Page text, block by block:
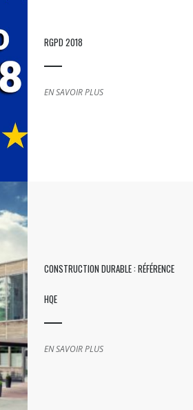
RGPD 2018
EN SAVOIR PLUS
CONSTRUCTION DURABLE : RÉFÉRENCE
HQE
EN SAVOIR PLUS